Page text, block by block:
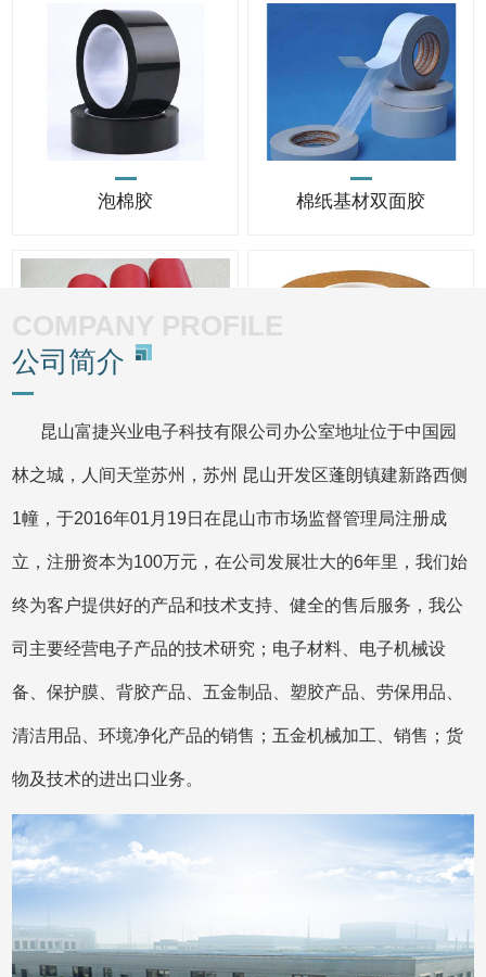
泡棉胶 棉纸基材双面胶
COMPANY PROFILE
公司简介
昆山富捷兴业电子科技有限公司办公室地址位于中国园
林之城，人间天堂苏州，苏州 昆山开发区蓬朗镇建新路西侧
1幢，于2016年01月19日在昆山市市场监督管理局注册成
立，注册资本为100万元，在公司发展壮大的6年里，我们始
终为客户提供好的产品和技术支持、健全的售后服务，我公
司主要经营电子产品的技术研究；电子材料、电子机械设
备、保护膜、背胶产品、五金制品、塑胶产品、劳保用品、
清洁用品、环境净化产品的销售；五金机械加工、销售；货
物及技术的进出口业务。